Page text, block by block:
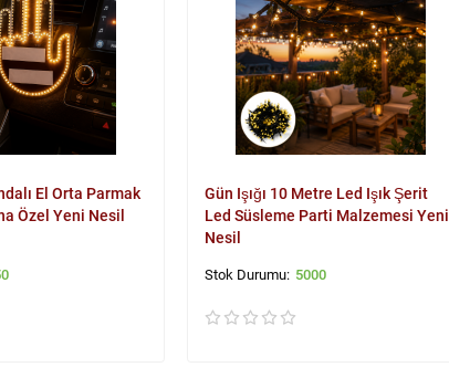
El Orta Parmak
Özel Yeni Nesil
Gün Işığı 10 Metre Led Işık Şerit
Led Süsleme Parti Malzemesi Yeni
Nesil
5000